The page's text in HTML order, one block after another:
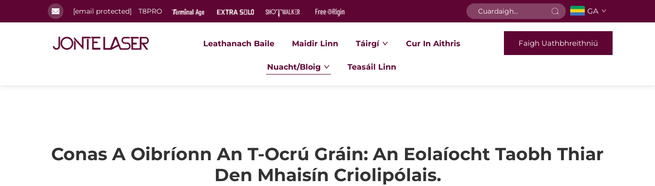
[email protected] T8PRO GA
Leathanach Baile Maidir Linn Táirgí Cur In Aithris
Nuacht/Bloig Teasáil Linn
Faigh Uathbhreithniú
Conas A Oibríonn An T-Ocrú Gráin: An Eolaíocht Taobh Thiar
Den Mhaisín Criolipólais.